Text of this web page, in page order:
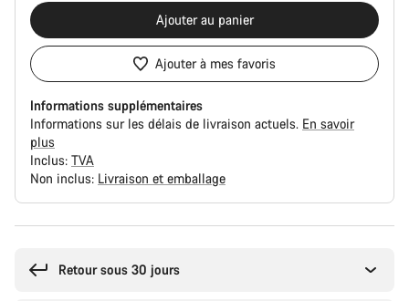
Ajouter au panier
Ajouter à mes favoris
Informations supplémentaires
Informations sur les délais de livraison actuels. En savoir
plus
Inclus: TVA
Non inclus: Livraison et emballage
Retour sous 30 jours